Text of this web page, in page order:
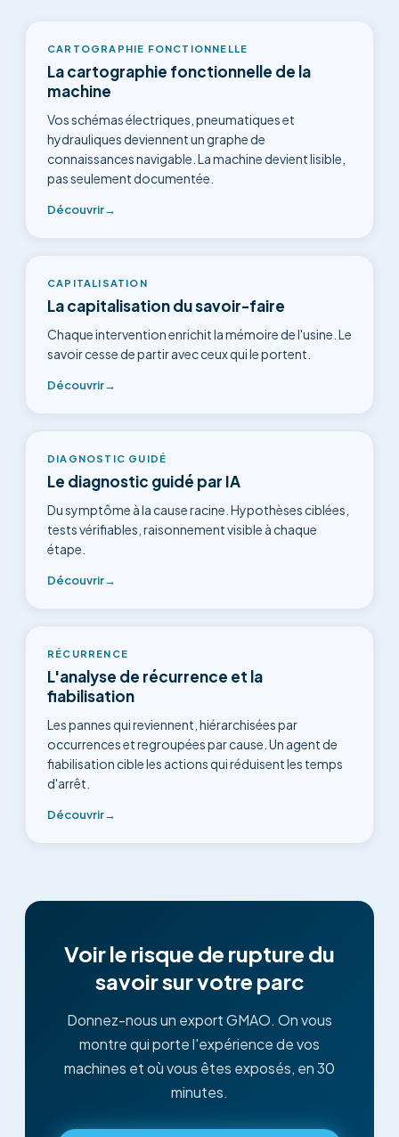
CARTOGRAPHIE FONCTIONNELLE
La cartographie fonctionnelle de la
machine
Vos schémas électriques, pneumatiques et
hydrauliques deviennent un graphe de
connaissances navigable. La machine devient lisible,
pas seulement documentée.
Découvrir→
CAPITALISATION
La capitalisation du savoir-faire
Chaque intervention enrichit la mémoire de l'usine. Le
savoir cesse de partir avec ceux qui le portent.
Découvrir→
DIAGNOSTIC GUIDÉ
Le diagnostic guidé par IA
Du symptôme à la cause racine. Hypothèses ciblées,
tests vérifiables, raisonnement visible à chaque
étape.
Découvrir→
RÉCURRENCE
L'analyse de récurrence et la
fiabilisation
Les pannes qui reviennent, hiérarchisées par
occurrences et regroupées par cause. Un agent de
fiabilisation cible les actions qui réduisent les temps
d'arrêt.
Découvrir→
Voir le risque de rupture du
savoir sur votre parc
Donnez-nous un export GMAO. On vous
montre qui porte l'expérience de vos
machines et où vous êtes exposés, en 30
minutes.